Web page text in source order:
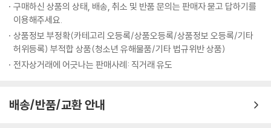
문법사항과,문제를 충분히 연습한 후 실제 기출 문제와 유사한 TEPS 문
제를 체득할 수 있도록 하였습니다. Part I(2문항), Part II(2문항), Part III
(1문항), Part IV(1문항)를 모두 연습할 수 있는 Mini Test 입니다.
과 똑같은 Simulation 효과를 얻을 수 있는 단계입니다.
구매하신 상품의 상태, 배송, 취소 및 반품 문의는 판매자 묻고 답하기를
이용해주세요.
상품정보 부정확(카테고리 오등록/상품오등록/상품정보 오등록/기타
허위등록) 부적합 상품(청소년 유해물품/기타 법규위반 상품)
전자상거래에 어긋나는 판매사례: 직거래 유도
배송/반품/교환 안내